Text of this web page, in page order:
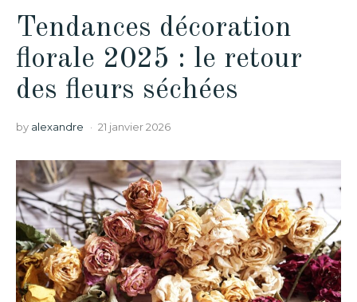
Tendances décoration
florale 2025 : le retour
des fleurs séchées
by alexandre 21 janvier 2026